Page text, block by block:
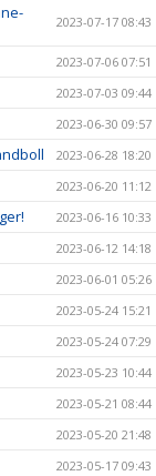
2023-07-17 08:43
2023-07-06 07:51
2023-07-03 09:44
2023-06-30 09:57
2023-06-28 18:20
2023-06-20 11:12
2023-06-16 10:33
2023-06-12 14:18
2023-06-01 05:26
2023-05-24 15:21
2023-05-24 07:29
2023-05-23 10:44
2023-05-21 08:44
2023-05-20 21:48
2023-05-17 09:43